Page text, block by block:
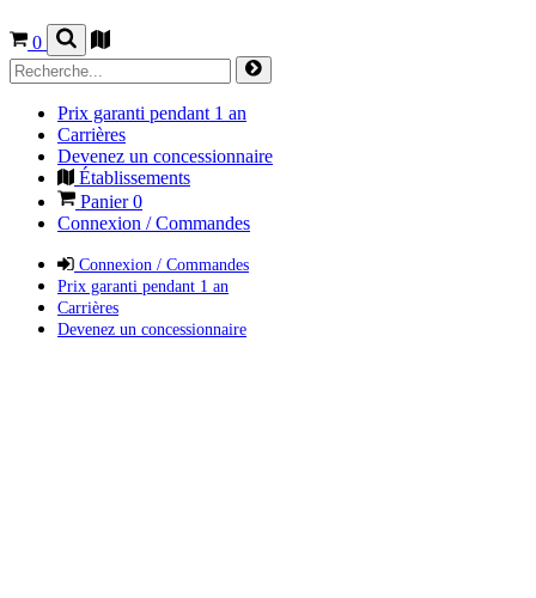
0
Prix garanti pendant 1 an
Carrières
Devenez un concessionnaire
Établissements
Panier0
Connexion / Commandes
Connexion / Commandes
Prix garanti pendant 1 an
Carrières
Devenez un concessionnaire